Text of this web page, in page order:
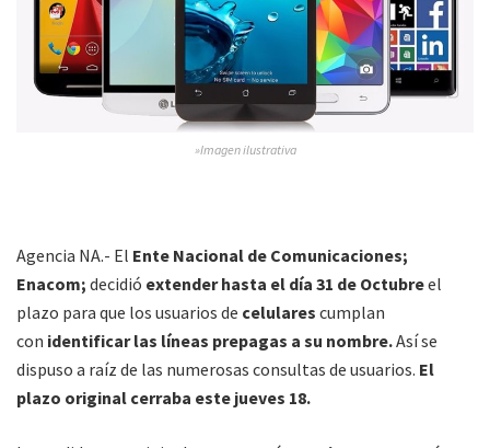
»Imagen ilustrativa
Agencia NA.- El Ente Nacional de Comunicaciones;
Enacom; decidió extender hasta el día 31 de Octubreel
plazo para que los usuarios de celulares cumplan
con identificar las líneas prepagas a su nombre.Así se
dispuso a raíz de las numerosas consultas de usuarios. El
plazo original cerraba este jueves 18.